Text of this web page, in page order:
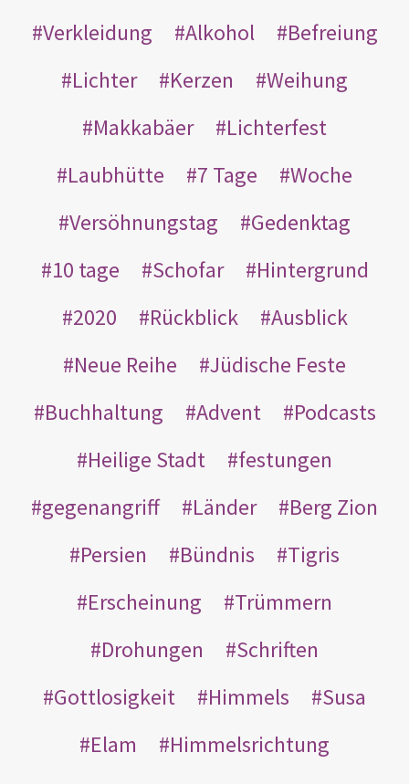
Verkleidung
Alkohol
Befreiung
Lichter
Kerzen
Weihung
Makkabäer
Lichterfest
Laubhütte
7 Tage
Woche
Versöhnungstag
Gedenktag
10 tage
Schofar
Hintergrund
2020
Rückblick
Ausblick
Neue Reihe
Jüdische Feste
Buchhaltung
Advent
Podcasts
Heilige Stadt
festungen
gegenangriff
Länder
Berg Zion
Persien
Bündnis
Tigris
Erscheinung
Trümmern
Drohungen
Schriften
Gottlosigkeit
Himmels
Susa
Elam
Himmelsrichtung